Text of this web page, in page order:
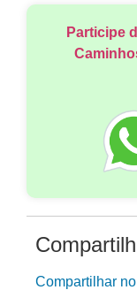
Participe
Compartilhar